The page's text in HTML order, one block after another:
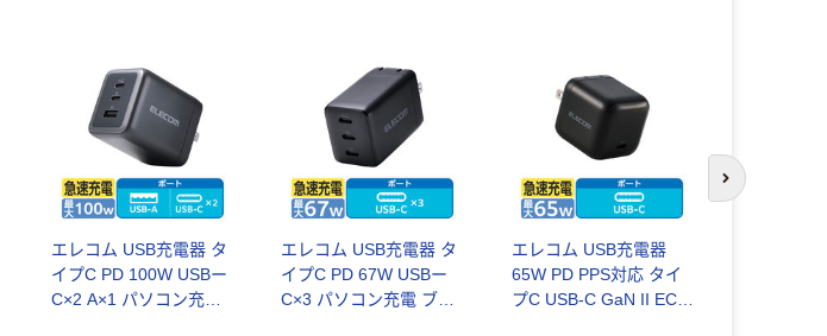
エレコム USB充電器 タ
イプC PD 100W USBー
C×2 A×1 パソコン充電
エレコム USB充電器 タ
イプC PD 67W USBー
C×3 パソコン充電 ブラ
エレコム USB充電器
65W PD PPS対応 タイ
プC USB-C GaN II EC-
次のスライド